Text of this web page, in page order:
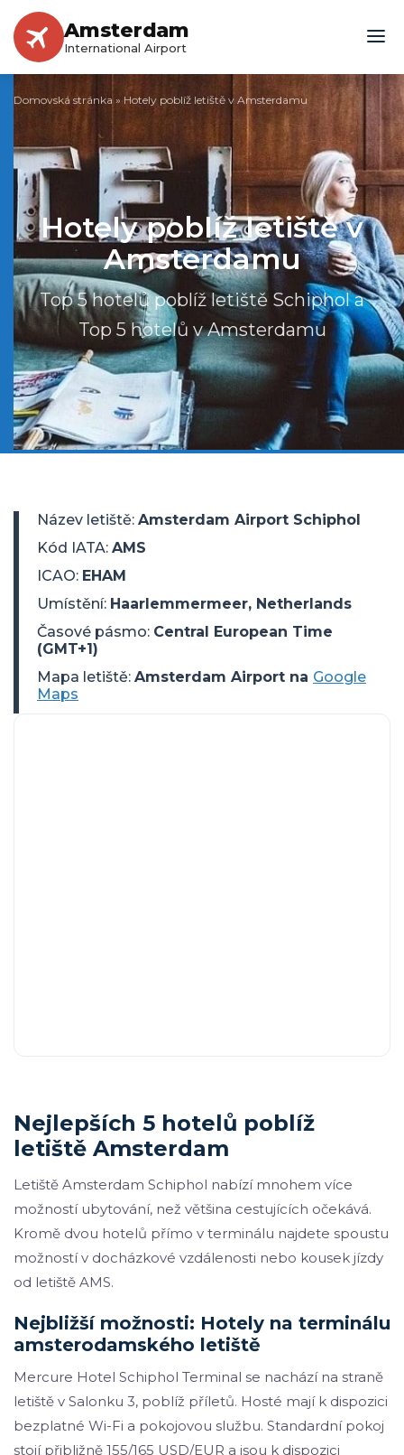
Amsterdam
International Airport
Domovská stránka » Hotely poblíž letiště v Amsterdamu
Hotely poblíž letiště v
Amsterdamu
Top 5 hotelů poblíž letiště Schiphol a
Top 5 hotelů v Amsterdamu
Nejlepších 5 hotelů poblíž
letiště Amsterdam
Letiště Amsterdam Schiphol nabízí mnohem více
možností ubytování, než většina cestujících očekává.
Kromě dvou hotelů přímo v terminálu najdete spoustu
možností v docházkové vzdálenosti nebo kousek jízdy
od letiště AMS.
Nejbližší možnosti: Hotely na terminálu
amsterodamského letiště
Mercure Hotel Schiphol Terminal se nachází na straně
letiště v Salonku 3, poblíž příletů. Hosté mají k dispozici
bezplatné Wi-Fi a pokojovou službu. Standardní pokoj
stojí přibližně 155/165 USD/EUR a jsou k dispozici
Název letiště: Amsterdam Airport Schiphol
Kód IATA: AMS
ICAO: EHAM
Umístění: Haarlemmermeer, Netherlands
Časové pásmo: Central European Time
(GMT+1)
Mapa letiště: Amsterdam Airport na Google
Maps